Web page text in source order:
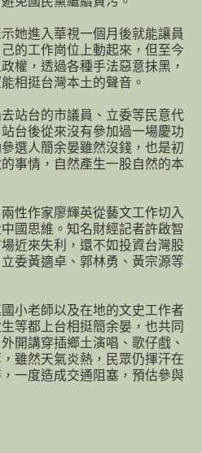
她進入華視一個月後就能讓員
的工作崗位上動起來，但至今
權，透過各種手法惡意抹黑，
相挺台灣本土的聲音。
站台的市議員、立委等民意代
台後從來沒有參加過一場慶功
選人簡余晏雖然沒錢，也是初
事情，自然產生一股自然的本
性作家廖輝英從藝文工作切入
國思維。知名財經記者許啟智
近來失利，還不如投資台灣股
委黃適卓、郭林勇、黃宗源等
小老師以及在地的文史工作者
等都上台相挺簡余晏，也共同
開講穿插鄉土演唱、歌仔戲、
雖然天氣炎熱，民眾仍揮汗在
一度造成交通阻塞，預估參與